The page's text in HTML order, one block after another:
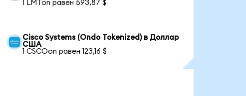
1 LMTon равен 593,87 $
Cisco Systems (Ondo Tokenized) в Доллар
США
1 CSCOon равен 123,16 $